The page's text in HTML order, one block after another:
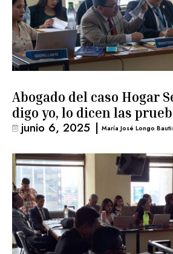
Abogado del caso Hogar
digo yo, lo dicen las
junio 6, 2025 | María José Longo